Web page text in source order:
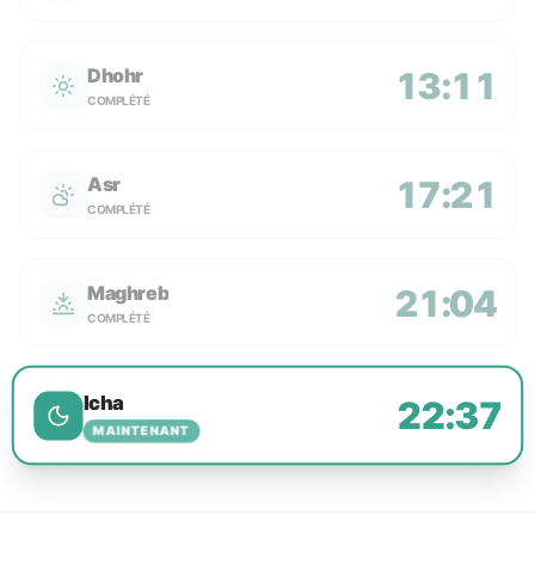
Dhohr
COMPLÉTÉ 13:11
Asr
COMPLÉTÉ 17:21
Maghreb
COMPLÉTÉ 21:04
Icha
MAINTENANT 22:37